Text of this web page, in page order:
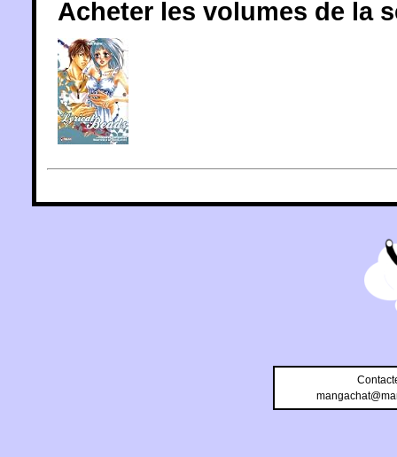
Acheter les volumes de la